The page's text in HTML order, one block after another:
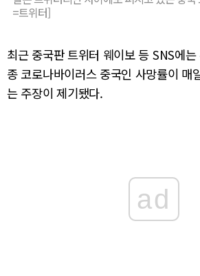
=트위터]
최근 중국판 트위터 웨이보 등 SNS에
종 코로나바이러스 중국인 사망률이
는 주장이 제기됐다.
ad